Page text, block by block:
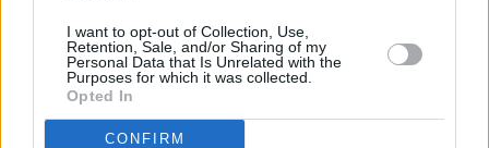
I want to opt-out of Collection, Use,
Retention, Sale, and/or Sharing of my
Personal Data that Is Unrelated with the
Purposes for which it was collected.
Opted In
CONFIRM
vysílacím týdnu
naladění na Skylinku
Parabola.cz- web o satelitní, terestrické a kabelové televizi, ©
O webu parabola.cz•O souborech cookies•Inzerce•Kontakt
Dovolená u moře•Bazény